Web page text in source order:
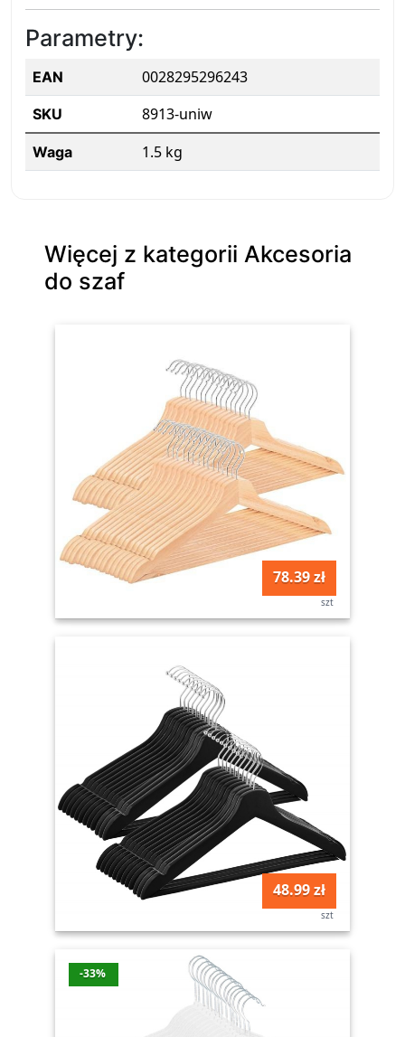
Parametry:
EAN 0028295296243
SKU 8913-uniw
Waga 1.5 kg
Więcej z kategorii Akcesoria
do szaf
78.39 zł
szt
48.99 zł
szt
-33%